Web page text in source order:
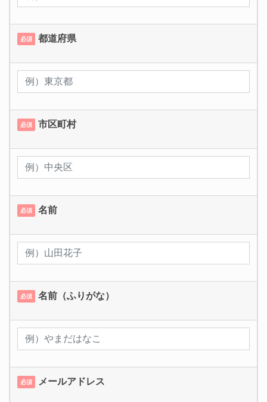
必須 都道府県
必須 市区町村
必須 名前
必須 名前（ふりがな）
必須 メールアドレス